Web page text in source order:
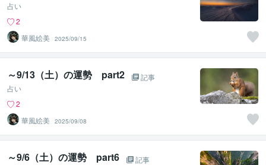
占い
2
華風絵美 2025/09/15
～9/13（土）の運勢 part2
記事
占い
2
華風絵美 2025/09/08
～9/6（土）の運勢 part6
記事